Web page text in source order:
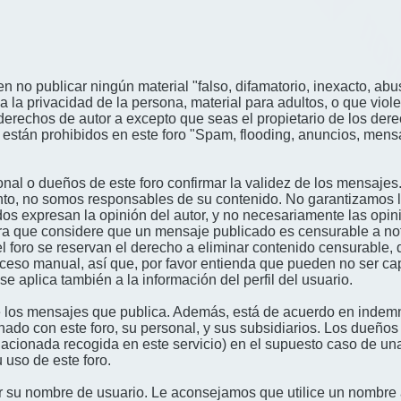
no publicar ningún material "falso, difamatorio, inexacto,
la privacidad de la persona, material para adultos, o que
de autor a excepto que seas el propietario de los
prohibidos en este foro "Spam, flooding, anuncios,
o dueños de este foro confirmar la validez de los
no somos responsables de su contenido. No
expresan la opinión del autor, y no necesariamente las
que considere que un mensaje publicado es censurable a
se reservan el derecho a eliminar contenido
manual, así que, por favor entienda que pueden no ser
aplica también a la información del perfil del usuario.
mensajes que publica. Además, está de acuerdo en
con este foro, su personal, y sus subsidiarios. Los
recogida en este servicio) en el supuesto caso de
de este foro.
nombre de usuario. Le aconsejamos que utilice un